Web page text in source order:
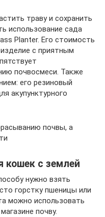
траву и сохранить
использование сада
Planter. Его стоимость
с приятным
почвосмеси. Также
его резиновый
акупунктурного
почвы, а
кошек с землей
нужно взять
горстку пшеницы или
можно использовать
почву.